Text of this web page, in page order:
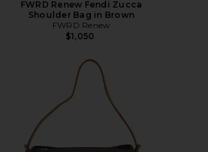
FWRD Renew Fendi Zucca
Shoulder Bag in Brown
FWRD Renew
$1,050